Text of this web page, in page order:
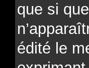
que si
édité le